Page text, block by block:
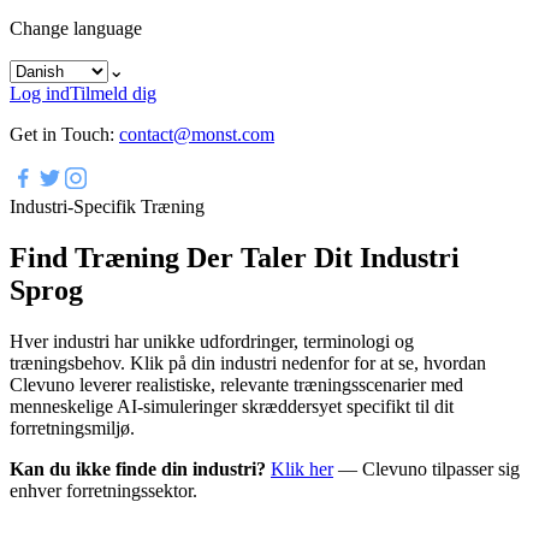
Change language
⌄
Log indTilmeld dig
Get in Touch: contact@monst.com
Industri-Specifik Træning
Find Træning Der Taler Dit Industri
Sprog
Hver industri har unikke udfordringer, terminologi og
træningsbehov. Klik på din industri nedenfor for at se, hvordan
Clevuno leverer realistiske, relevante træningsscenarier med
menneskelige AI-simuleringer skræddersyet specifikt til dit
forretningsmiljø.
Kan du ikke finde din industri? Klik her— Clevuno tilpasser sig
enhver forretningssektor.